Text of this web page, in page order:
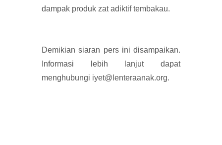
dampak produk zat adiktif tembakau.
Demikian siaran pers ini disampaikan.
Informasi lebih lanjut dapat
menghubungi iyet@lenteraanak.org.